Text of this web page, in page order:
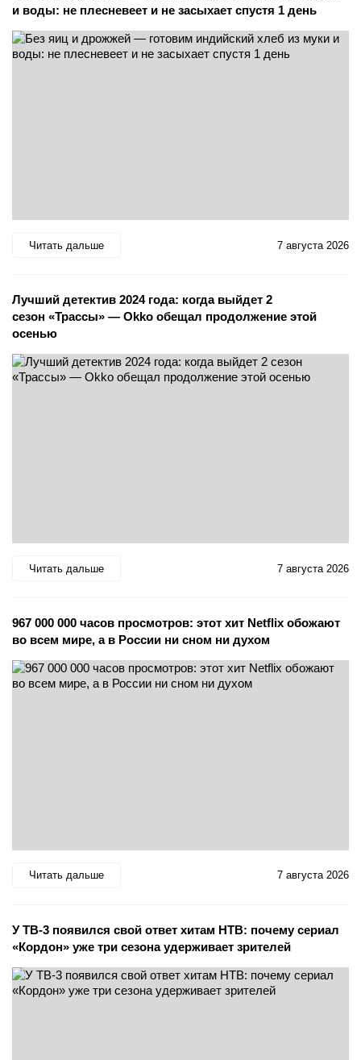
и воды: не плесневеет и не засыхает спустя 1 день
Читать дальше 7 августа 2026
Лучший детектив 2024 года: когда выйдет 2
сезон «Трассы» — Okko обещал продолжение этой
осенью
Читать дальше 7 августа 2026
967 000 000 часов просмотров: этот хит Netflix обожают
во всем мире, а в России ни сном ни духом
Читать дальше 7 августа 2026
У ТВ-3 появился свой ответ хитам НТВ: почему сериал
«Кордон» уже три сезона удерживает зрителей